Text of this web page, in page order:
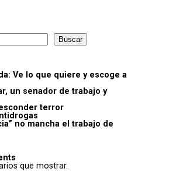
Buscar
Ve lo que quiere y escoge a
un senador de trabajo y
terror
no mancha el trabajo de
que mostrar.